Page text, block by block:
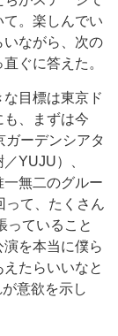
。楽しんでい
いながら、次の
ぐに答えた。
目標は東京ド
、まずは今
ガーデンシアタ
YUJU）、
一無二のグルー
って、たくさん
っていること
を本当に僕ら
たらいいなと
意欲を示し